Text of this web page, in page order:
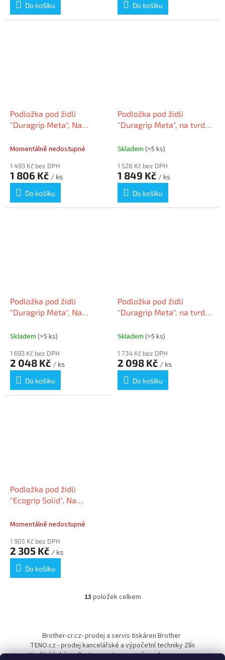
Do košíku
Do košíku
Podložka pod židli
"Duragrip Meta", Na
cm, RS OFFICE 17-1300
Momentálně nedostupné
1 493 Kč bez DPH
1 806 Kč / ks
Do košíku
Podložka pod židli
"Duragrip Meta", na tvrdé
130 x 120 cm, RS OFFICE
Skladem (>5 ks)
1 528 Kč bez DPH
1 849 Kč / ks
Do košíku
Podložka pod židli
"Duragrip Meta", Na
cm, RS OFFICE 17-1500
Skladem (>5 ks)
1 693 Kč bez DPH
2 048 Kč / ks
Do košíku
Podložka pod židli
"Duragrip Meta", na tvrdé
150 x 120 cm, RS OFFICE
Skladem (>5 ks)
1 734 Kč bez DPH
2 098 Kč / ks
Do košíku
Podložka pod židli
"Ecogrip Solid", Na
130 x 120cm, RS OFFICE
Momentálně nedostupné
1 905 Kč bez DPH
2 305 Kč / ks
Do košíku
O
d
a
13 položek celkem
a
Brother-cr.cz- prodej a servis tiskáren Brother
TENO.cz - prodej kancelářské a výpočetní techniky Zlín
Kvalitní tiskárny Pantum - autorizovaný prodejce a servis